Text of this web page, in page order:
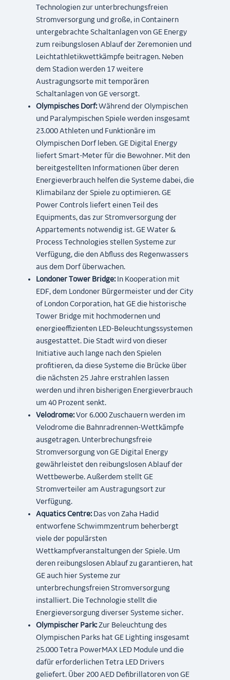
Technologien zur unterbrechungsfreien
Stromversorgung und große, in Containern
untergebrachte Schaltanlagen von GE Energy
zum reibungslosen Ablauf der Zeremonien und
Leichtathletikwettkämpfe beitragen. Neben
dem Stadion werden 17 weitere
Austragungsorte mit temporären
Schaltanlagen von GE versorgt.
Olympisches Dorf:Während der Olympischen
und Paralympischen Spiele werden insgesamt
23.000 Athleten und Funktionäre im
Olympischen Dorf leben. GE Digital Energy
liefert Smart-Meter für die Bewohner. Mit den
bereitgestellten Informationen über deren
Energieverbrauch helfen die Systeme dabei, die
Klimabilanz der Spiele zu optimieren. GE
Power Controls liefert einen Teil des
Equipments, das zur Stromversorgung der
Appartements notwendig ist. GE Water &
Process Technologies stellen Systeme zur
Verfügung, die den Abfluss des Regenwassers
aus dem Dorf überwachen.
Londoner Tower Bridge:In Kooperation mit
EDF, dem Londoner Bürgermeister und der City
of London Corporation, hat GE die historische
Tower Bridge mit hochmodernen und
energieeffizienten LED-Beleuchtungssystemen
ausgestattet. Die Stadt wird von dieser
Initiative auch lange nach den Spielen
profitieren, da diese Systeme die Brücke über
die nächsten 25 Jahre erstrahlen lassen
werden und ihren bisherigen Energieverbrauch
um 40 Prozent senkt.
Velodrome:Vor 6.000 Zuschauern werden im
Velodrome die Bahnradrennen-Wettkämpfe
ausgetragen. Unterbrechungsfreie
Stromversorgung von GE Digital Energy
gewährleistet den reibungslosen Ablauf der
Wettbewerbe. Außerdem stellt GE
Stromverteiler am Austragungsort zur
Verfügung.
Aquatics Centre: Das von Zaha Hadid
entworfene Schwimmzentrum beherbergt
viele der populärsten
Wettkampfveranstaltungen der Spiele. Um
deren reibungslosen Ablauf zu garantieren, hat
GE auch hier Systeme zur
unterbrechungsfreien Stromversorgung
installiert. Die Technologie stellt die
Energieversorgung diverser Systeme sicher.
Olympischer Park:Zur Beleuchtung des
Olympischen Parks hat GE Lighting insgesamt
25.000 Tetra PowerMAX LED Module und die
dafür erforderlichen Tetra LED Drivers
geliefert. Über 200 AED Defibrillatoren von GE